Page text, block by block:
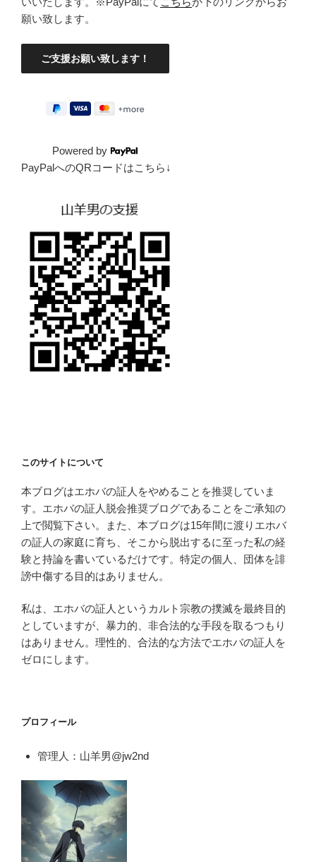
願い致します。
Powered by
PayPalへのQRコードはこちら↓
このサイトについて
本ブログはエホバの証人をやめることを推奨していま
す。エホバの証人脱会推奨ブログであることをご承知の
上で閲覧下さい。また、本ブログは15年間に渡りエホバ
の証人の家庭に育ち、そこから脱出するに至った私の経
験と持論を書いているだけです。特定の個人、団体を誹
謗中傷する目的はありません。
私は、エホバの証人というカルト宗教の撲滅を最終目的
としていますが、暴力的、非合法的な手段を取るつもり
はありません。理性的、合法的な方法でエホバの証人を
ゼロにします。
プロフィール
管理人：山羊男@jw2nd